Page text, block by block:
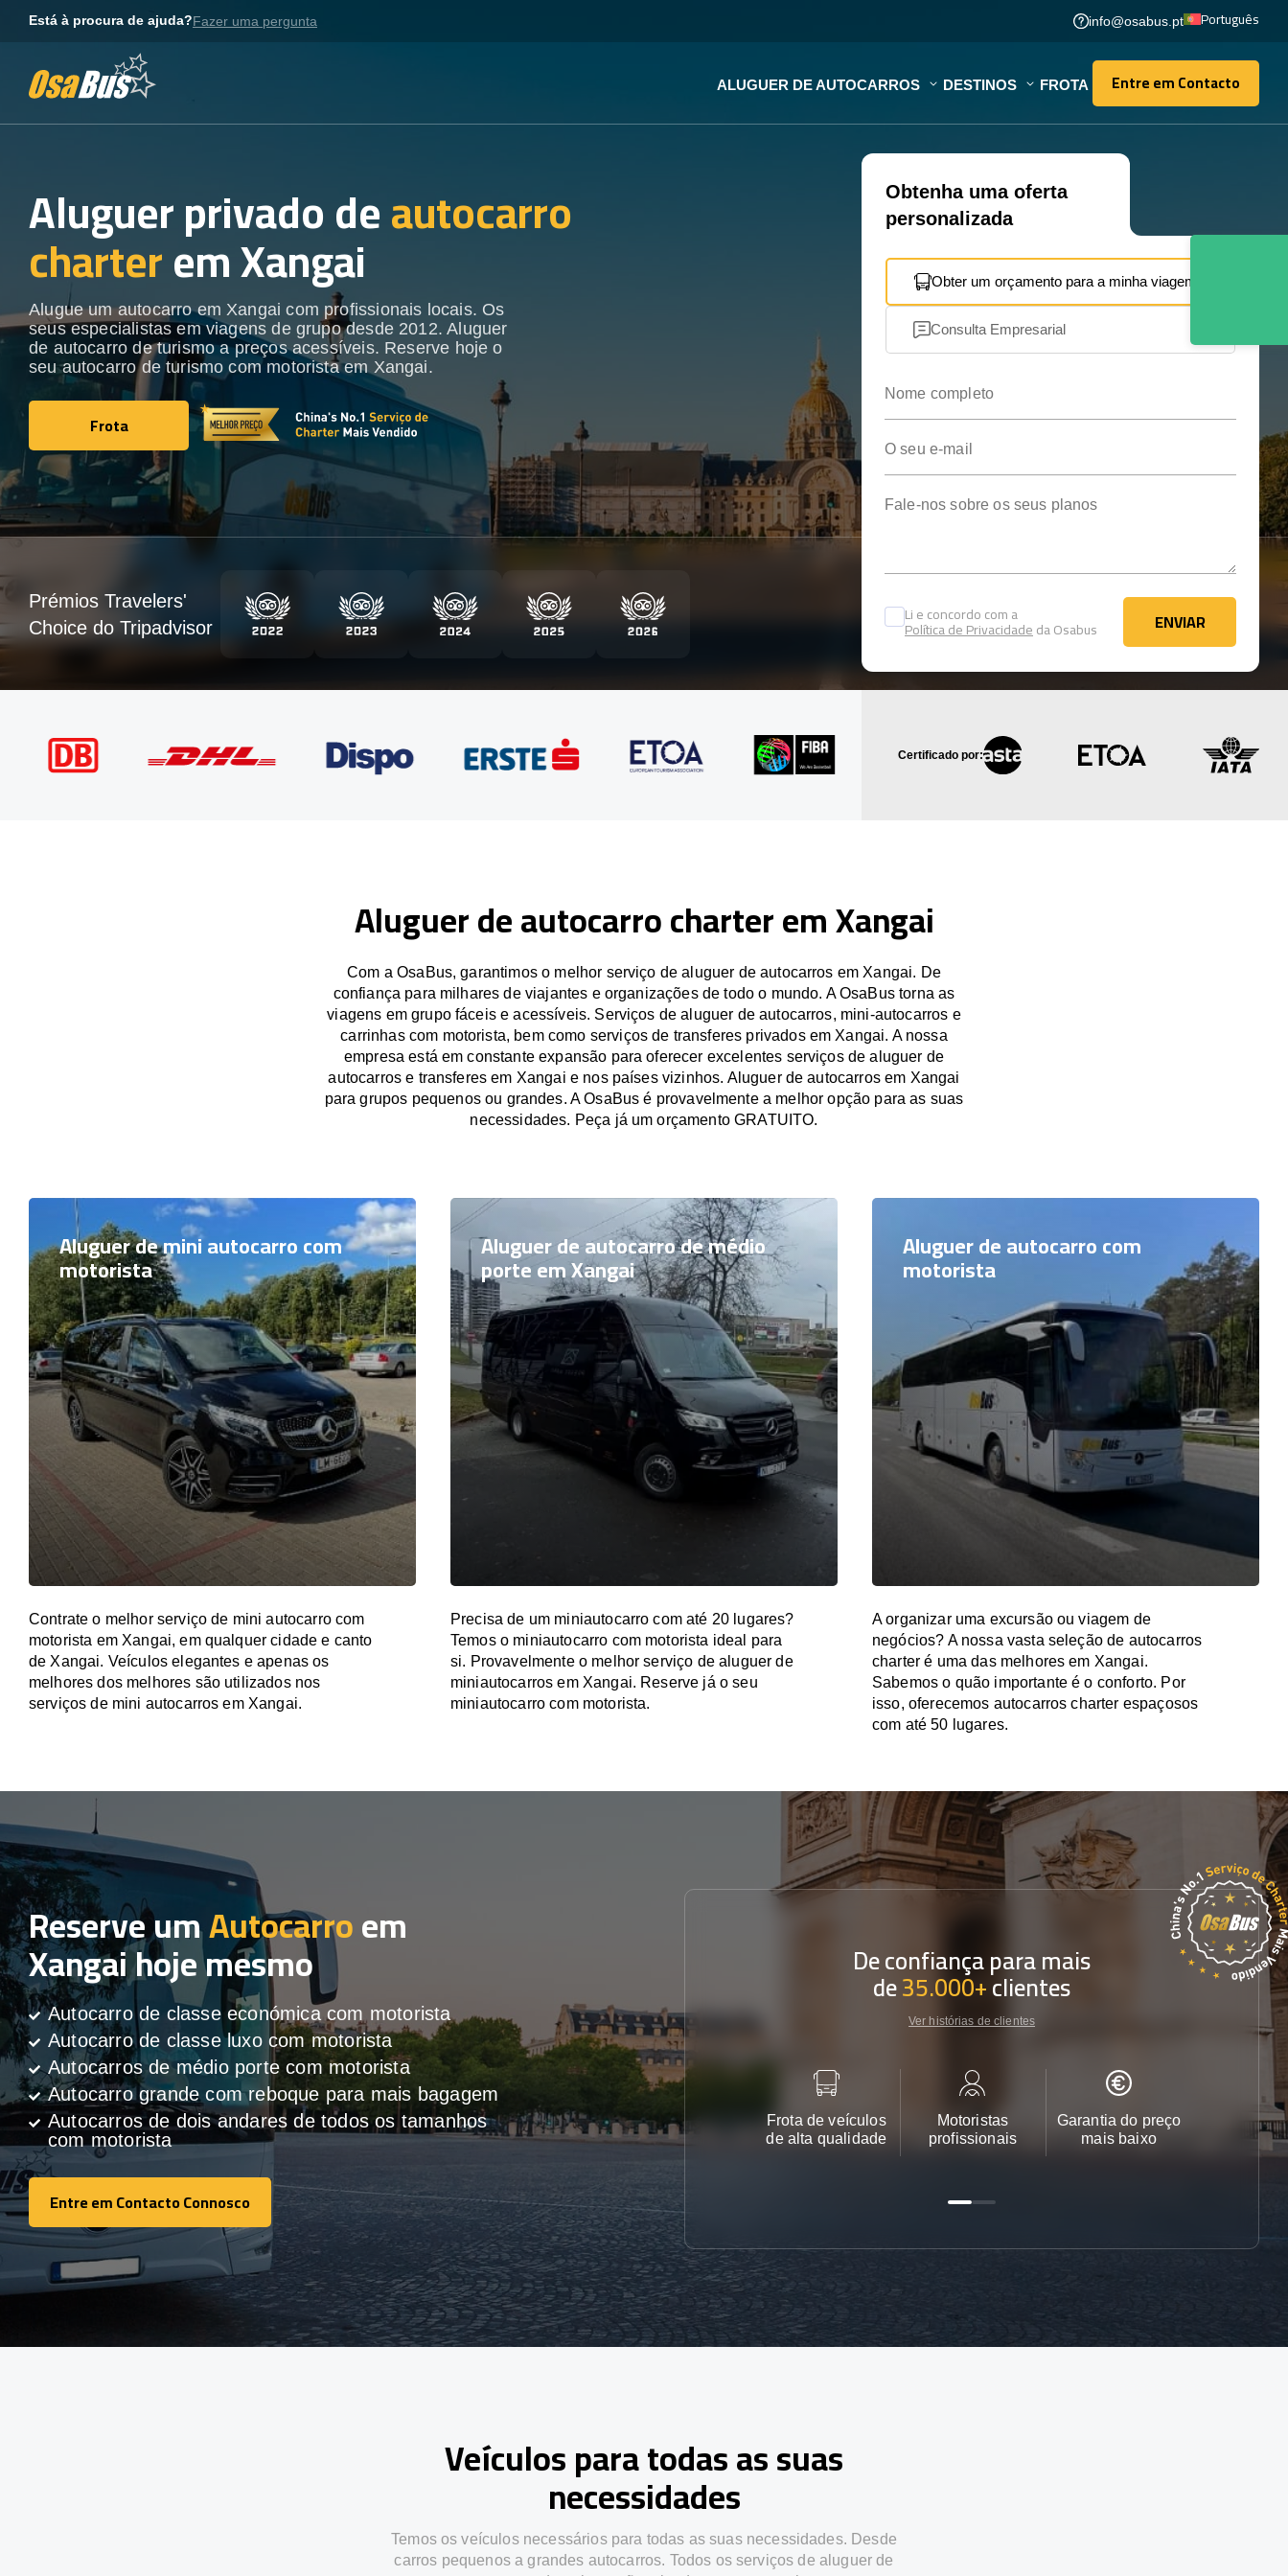
Está à procura de ajuda?Fazer uma pergunta info@osabus.pt Português
ALUGUER DE AUTOCARROS DESTINOS FROTA Entre em Contacto
Entre em Contacto
Aluguer privado deautocarro
charterem Xangai
Alugue um autocarro em Xangai com profissionais locais. Os
seus especialistas em viagens de grupo desde 2012. Aluguer
de autocarro de turismo a preços acessíveis. Reserve hoje o
seu autocarro de turismo com motorista em Xangai.
Frota
Frota
Obtenha uma oferta
personalizada
Obter um orçamento para a minha viagem
Consulta Empresarial
Li e concordo com a
Política de Privacidadeda Osabus ENVIAR
ENVIAR
Prémios Travelers'
Choice do Tripadvisor
Certificado por:
Aluguer de autocarro charter em Xangai
Com a OsaBus, garantimos o melhor serviço de aluguer de autocarros em Xangai. De
confiança para milhares de viajantes e organizações de todo o mundo. A OsaBus torna as
viagens em grupo fáceis e acessíveis. Serviços de aluguer de autocarros, mini-autocarros e
carrinhas com motorista, bem como serviços de transferes privados em Xangai. A nossa
empresa está em constante expansão para oferecer excelentes serviços de aluguer de
autocarros e transferes em Xangai e nos países vizinhos. Aluguer de autocarros em Xangai
para grupos pequenos ou grandes. A OsaBus é provavelmente a melhor opção para as suas
necessidades. Peça já um orçamento GRATUITO.
Aluguer de mini autocarro com
motorista
Contrate o melhor serviço de mini autocarro com
motorista em Xangai, em qualquer cidade e canto
de Xangai. Veículos elegantes e apenas os
melhores dos melhores são utilizados nos
serviços de mini autocarros em Xangai.
Aluguer de autocarro de médio
porte em Xangai
Precisa de um miniautocarro com até 20 lugares?
Temos o miniautocarro com motorista ideal para
si. Provavelmente o melhor serviço de aluguer de
miniautocarros em Xangai. Reserve já o seu
miniautocarro com motorista.
Aluguer de autocarro com
motorista
A organizar uma excursão ou viagem de
negócios? A nossa vasta seleção de autocarros
charter é uma das melhores em Xangai.
Sabemos o quão importante é o conforto. Por
isso, oferecemos autocarros charter espaçosos
com até 50 lugares.
Reserve umAutocarroem
Xangai hoje mesmo
Autocarro de classe económica com motorista
Autocarro de classe luxo com motorista
Autocarros de médio porte com motorista
Autocarro grande com reboque para mais bagagem
Autocarros de dois andares de todos os tamanhos
com motorista
Entre em Contacto Connosco
Entre em Contacto Connosco
De confiança para mais
de35.000+clientes
Ver histórias de clientes
Frota de veículos
de alta qualidade
Motoristas
profissionais
Garantia do preço
mais baixo
Apoio ao
24/7
Veículos para todas as suas
necessidades
Temos os veículos necessários para todas as suas necessidades. Desde
carros pequenos a grandes autocarros. Todos os serviços de aluguer de